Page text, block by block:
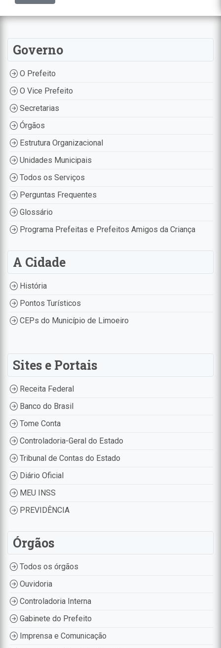
Governo
O Prefeito
O Vice Prefeito
Secretarias
Órgãos
Estrutura Organizacional
Unidades Municipais
Todos os Serviços
Perguntas Frequentes
Glossário
Programa Prefeitas e Prefeitos Amigos da Criança
A Cidade
História
Pontos Turísticos
CEPs do Município de Limoeiro
Sites e Portais
Receita Federal
Banco do Brasil
Tome Conta
Controladoria-Geral do Estado
Tribunal de Contas do Estado
Diário Oficial
MEU INSS
PREVIDÊNCIA
Órgãos
Todos os órgãos
Ouvidoria
Controladoria Interna
Gabinete do Prefeito
Imprensa e Comunicação